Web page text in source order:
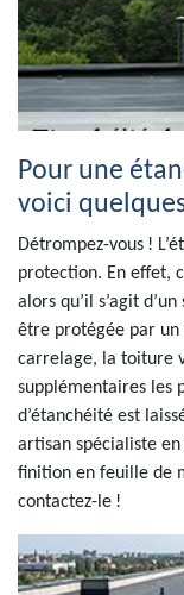
Pour une
voici
Détrompez-vous !
protection. En effet,
alors qu’il s’agit
être protégée par
carrelage, la toiture
supplémentaires les
d’étanchéité est
artisan spécialiste
finition en feuille de
contactez-le !